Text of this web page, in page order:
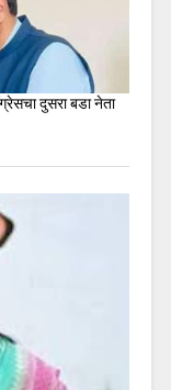
दुसरा बडा नेता